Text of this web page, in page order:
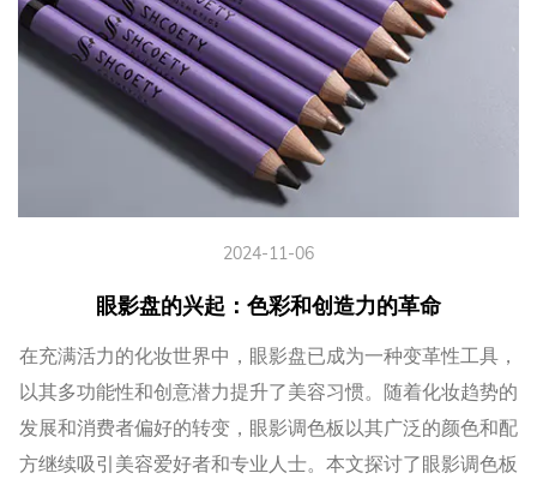
2024-11-06
眼影盘的兴起：色彩和创造力的革命
在充满活力的化妆世界中，眼影盘已成为一种变革性工具，
以其多功能性和创意潜力提升了美容习惯。随着化妆趋势的
发展和消费者偏好的转变，眼影调色板以其广泛的颜色和配
方继续吸引美容爱好者和专业人士。本文探讨了眼影调色板